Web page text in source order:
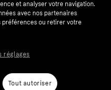
et analyser votre navigation.
avec nos partenaires
préférences ou retirer votre
Tout autoriser
réglages